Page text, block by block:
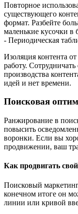
Повторное
существующего
формат. Разбейте
маленькие кусочки
- Периодическая
Изоляция контента
работу.
производства
идей и нет времени.
Поисковая
Ранжирование в
повысить
воронки. Если вы
продвижении, ваш
Как продвигать
Поисковый
конечном итоге он
линии или кривой